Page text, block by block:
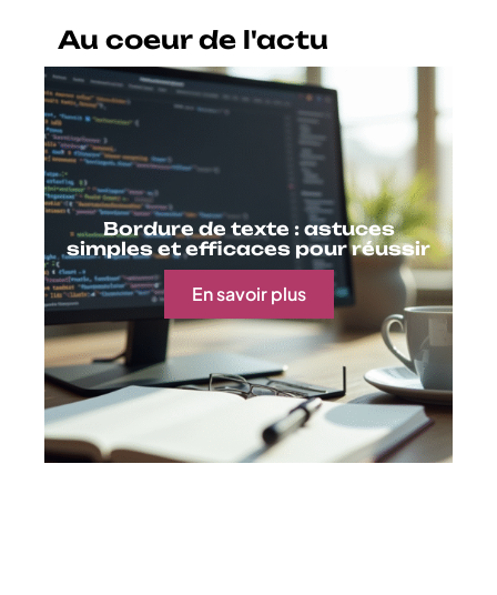
Au coeur de l'actu
Bordure de texte : astuces
simples et efficaces pour réussir
En savoir plus